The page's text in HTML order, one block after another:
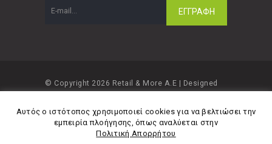
© Copyright 2026 Retail & More A.E | Designed
Αυτός ο ιστότοπος χρησιμοποιεί cookies για να βελτιώσει την
εμπειρία πλοήγησης, όπως αναλύεται στην
Πολιτική Απορρήτου